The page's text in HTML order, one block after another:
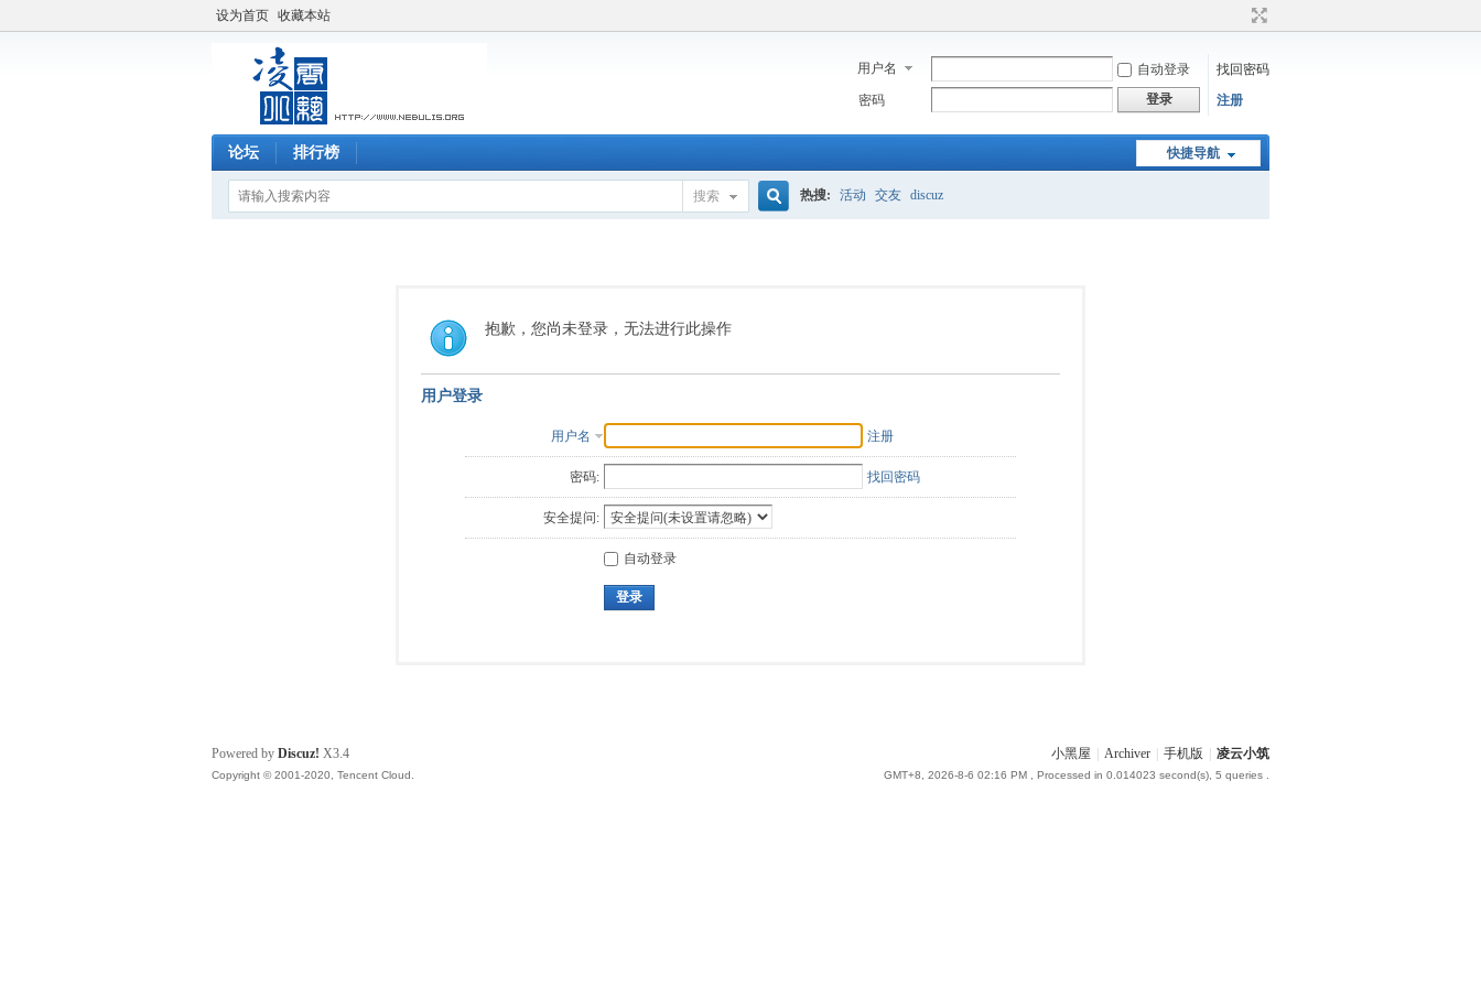
设为首页 收藏本站
用户名 自动登录
找回密码
密码
登录 注册
快捷导航
论坛 排行榜
搜索 热搜: 活动 交友 discuz
抱歉，您尚未登录，无法进行此操作
用户登录
用户名 注册
密码: 找回密码
安全提问:
自动登录
登录
小黑屋 Archiver 手机版 凌云小筑
GMT+8, 2026-8-6 02:16 PM , Processed in 0.014023 second(s), 5 queries .
Powered by Discuz! X3.4
Copyright © 2001-2020, Tencent Cloud.